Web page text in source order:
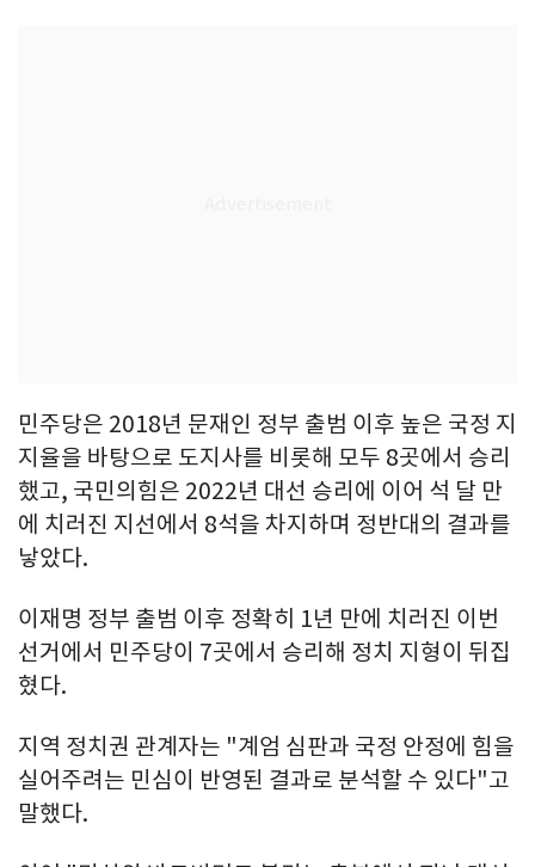
민주당은 2018년 문재인 정부 출범 이후 높은 국정 지
지율을 바탕으로 도지사를 비롯해 모두 8곳에서 승리
했고, 국민의힘은 2022년 대선 승리에 이어 석 달 만
에 치러진 지선에서 8석을 차지하며 정반대의 결과를
낳았다.
이재명 정부 출범 이후 정확히 1년 만에 치러진 이번
선거에서 민주당이 7곳에서 승리해 정치 지형이 뒤집
혔다.
지역 정치권 관계자는 "계엄 심판과 국정 안정에 힘을
실어주려는 민심이 반영된 결과로 분석할 수 있다"고
말했다.